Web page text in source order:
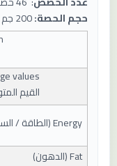
حجم الحصة:200 جم (1سكوبات)
values
القيم
Energy ( الطاقة /
Fat ( الدهون)